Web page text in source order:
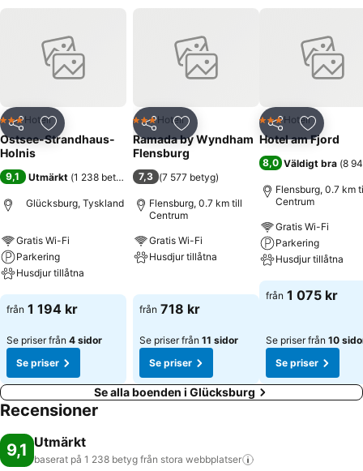
Dela Lägg till i Mina Favoriter
3 Stjärnor
Hotell
Ostsee-Strandhaus-
Holnis
9,1 Utmärkt (1 238 betyg
Glücksburg, Tyskland
Gratis Wi-Fi
Parkering
Husdjur tillåtna
Se priser
från 1 194 kr
Se priser från 4 sidor
Se priser
Dela Lägg till i Mina Favoriter
3 Stjärnor
Hotell
Ramada by Wyndham
Flensburg
7,3 (7 577 betyg)
Flensburg, 0.7 km till
Centrum
Gratis Wi-Fi
Husdjur tillåtna
från 718 kr
Se priser från 11 sidor
Se priser
Dela Lägg till
3 Stjärnor
Hotell
Hotel am Fjord
8,0 Väldigt bra (8
Flensburg, 0.7 km
Centrum
Gratis Wi-Fi
Parkering
Husdjur tillåtna
Se priser
från 1 075 kr
Se priser från 10
Se priser
Se alla boenden i Glücksburg
Recensioner
9,1 Utmärkt
baserat på 1 238 betyg från stora webbplatser